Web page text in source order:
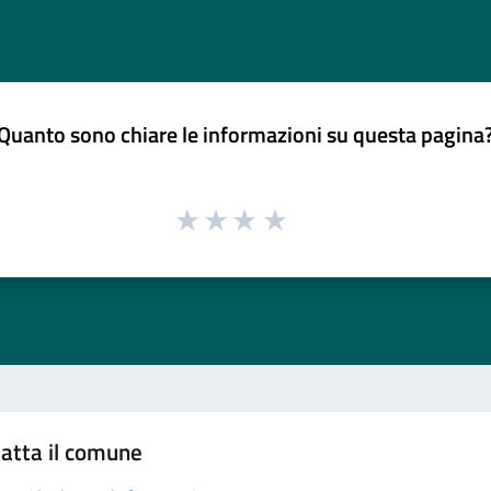
sono chiare le informazioni su questa
il comune